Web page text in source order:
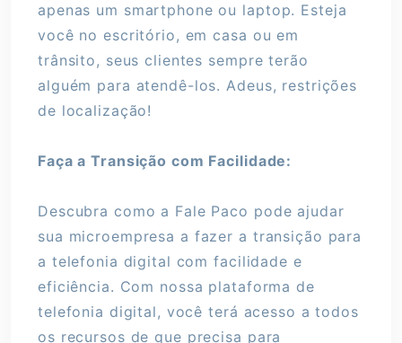
apenas um smartphone ou laptop. Esteja
você no escritório, em casa ou em
trânsito, seus clientes sempre terão
alguém para atendê-los. Adeus, restrições
de localização!
Faça a Transição com Facilidade:
Descubra como a Fale Paco pode ajudar
sua microempresa a fazer a transição para
a telefonia digital com facilidade e
eficiência. Com nossa plataforma de
telefonia digital, você terá acesso a todos
os recursos de que precisa para